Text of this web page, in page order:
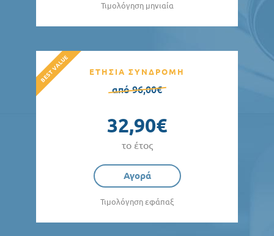
Τιμολόγηση μηνιαία
ΕΤΗΣΙΑ ΣΥΝΔΡΟΜΗ
από 96,00€
32,90€
το έτος
Αγορά
Τιμολόγηση εφάπαξ